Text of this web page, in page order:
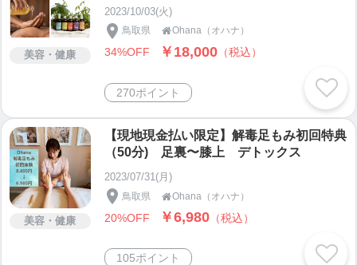
美容・健康
2023/10/03(火)
鳥取県 Ohana（オハナ）
34%OFF ￥18,000 （税込）
270ポイント
美容・健康
【現地現金払い限定】解毒足もみ初回特典
（50分) 足裏〜膝上 デトックス
2023/07/31(月)
鳥取県 Ohana（オハナ）
20%OFF ￥6,980 （税込）
105ポイント